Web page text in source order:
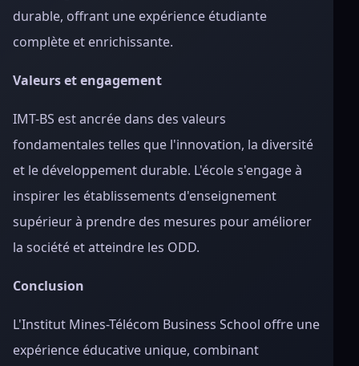
durable, offrant une expérience étudiante
complète et enrichissante.
Valeurs et engagement
IMT-BS est ancrée dans des valeurs
fondamentales telles que l'innovation, la diversité
et le développement durable. L'école s'engage à
inspirer les établissements d'enseignement
supérieur à prendre des mesures pour améliorer
la société et atteindre les ODD.
Conclusion
L'Institut Mines-Télécom Business School offre une
expérience éducative unique, combinant